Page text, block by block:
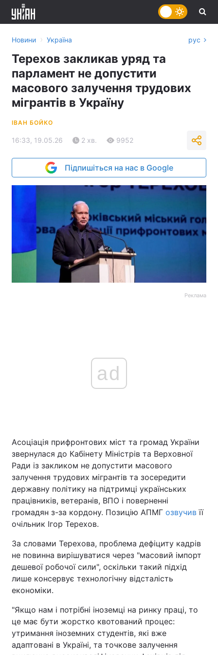
Головна Війна
Україна Політика
Економіка
Спорт Наука
Техно і зв'язок Лайт
Інциденти
Здоров'я Туризм
Цікавинки Погода
Екологія Регіони
Новини › Україна рус
Терехов закликав уряд та
парламент не допустити
масового залучення трудових
мігрантів в Україну
ІВАН БОЙКО
16:33, 19.05.26 2 хв. 9952
Підпишіться на нас в Google
Реклама
ad
Асоціація прифронтових міст та громад України
звернулася до Кабінету Міністрів та Верховної
Ради із закликом не допустити масового
залучення трудових мігрантів та зосередити
державну політику на підтримці українських
працівників, ветеранів, ВПО і поверненні
громадян з-за кордону. Позицію АПМГ озвучив її
очільник Ігор Терехов.
За словами Терехова, проблема дефіциту кадрів
не повинна вирішуватися через "масовий імпорт
дешевої робочої сили", оскільки такий підхід
лише консервує технологічну відсталість
економіки.
"Якщо нам і потрібні іноземці на ринку праці, то
це має бути жорстко квотований процес:
утримання іноземних студентів, які вже
адаптовані в Україні, та точкове залучення